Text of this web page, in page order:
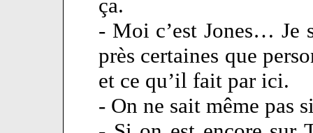
ça.
- Moi c’est Jones… Je
près certaines que
et ce qu’il fait par ici.
- On ne sait même pas